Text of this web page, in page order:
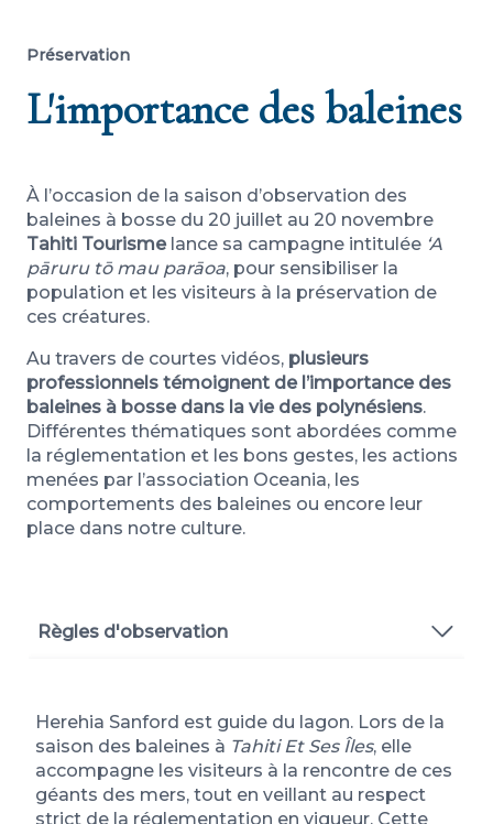
Préservation
L'importance des baleines
À l’occasion de la saison d’observation des
baleines à bosse du 20 juillet au 20 novembre
Tahiti Tourismelance sa campagne intitulée ‘A
pāruru tō mau parāoa, pour sensibiliser la
population et les visiteurs à la préservation de
ces créatures.
Au travers de courtes vidéos, plusieurs
professionnels témoignent de l’importance des
baleines à bosse dans la vie des polynésiens.
Différentes thématiques sont abordées comme
la réglementation et les bons gestes, les actions
menées par l’association Oceania, les
comportements des baleines ou encore leur
place dans notre culture.
Règles d'observation
Faits & comportements
Culture & légendes
Herehia Sanford est guide du lagon. Lors de la
saison des baleines à Tahiti Et Ses Îles, elle
accompagne les visiteurs à la rencontre de ces
géants des mers, tout en veillant au respect
strict de la réglementation en vigueur. Cette